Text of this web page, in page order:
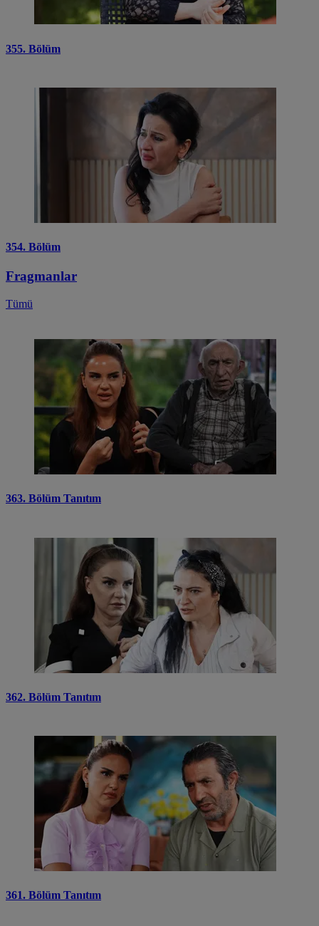
355. Bölüm
354. Bölüm
Fragmanlar
Tümü
363. Bölüm Tanıtım
362. Bölüm Tanıtım
361. Bölüm Tanıtım